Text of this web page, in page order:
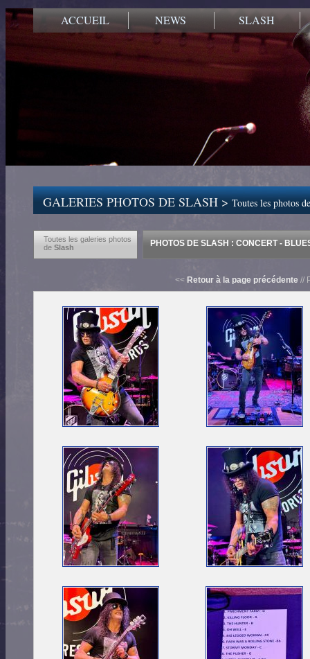
ACCUEIL NEWS SLASH
GALERIES PHOTOS DE SLASH >Toutes les photos
Toutes les galeries photos
de Slash PHOTOS DE SLASH : CONCERT -
<< Retour à la page précédente //